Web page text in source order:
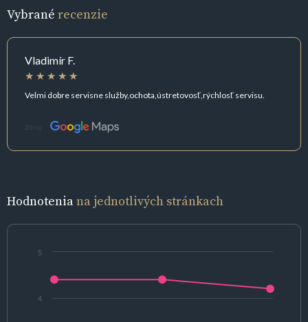
Vybrané recenzie
Vladimír F.
Velmi dobre servisne služby,ochota,ústretovosť,rýchlosť servisu.
Zdroj:
Hodnoteniana jednotlivých stránkach
4
5